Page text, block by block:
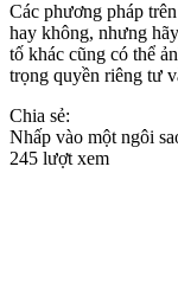
Các phương pháp
hay không, nhưng
tố khác cũng có thể
trọng quyền riêng tư
Chia sẻ:
Nhấp vào một ngôi
245 lượt xem